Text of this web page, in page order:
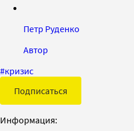
Петр Руденко
Автор
#кризис
Подписаться
Информация: